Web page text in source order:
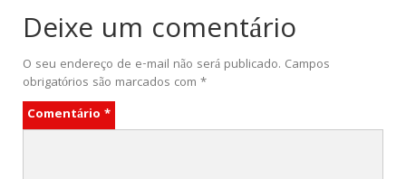
Deixe um comentário
O seu endereço de e-mail não será publicado. Campos
obrigatórios são marcados com *
Comentário *